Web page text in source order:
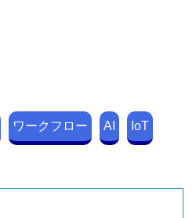
ワークフロー AI IoT